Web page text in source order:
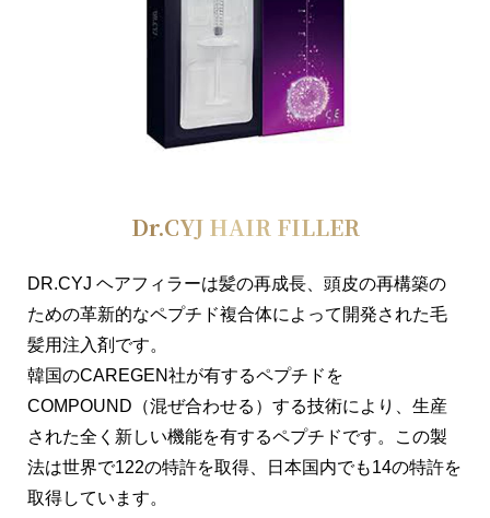
Dr.CYJ HAIR FILLER
DR.CYJ ヘアフィラーは髪の再成長、頭皮の再構築の
ための革新的なペプチド複合体によって開発された毛
髪用注入剤です。
韓国のCAREGEN社が有するペプチドを
COMPOUND（混ぜ合わせる）する技術により、生産
された全く新しい機能を有するペプチドです。この製
法は世界で122の特許を取得、日本国内でも14の特許を
取得しています。